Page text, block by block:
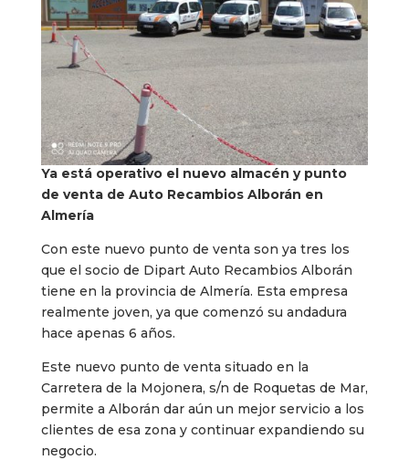
Ya está operativo el nuevo almacén y punto
de venta de Auto Recambios Alborán en
Almería
Con este nuevo punto de venta son ya tres los
que el socio de Dipart Auto Recambios Alborán
tiene en la provincia de Almería. Esta empresa
realmente joven, ya que comenzó su andadura
hace apenas 6 años.
Este nuevo punto de venta situado en la
Carretera de la Mojonera, s/n de Roquetas de Mar,
permite a Alborán dar aún un mejor servicio a los
clientes de esa zona y continuar expandiendo su
negocio.